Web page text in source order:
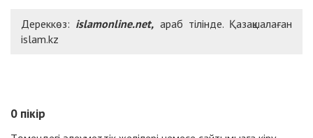
Дереккөз: islamonline.net, араб тілінде. Қазақшалаған
islam.kz
0 пікір